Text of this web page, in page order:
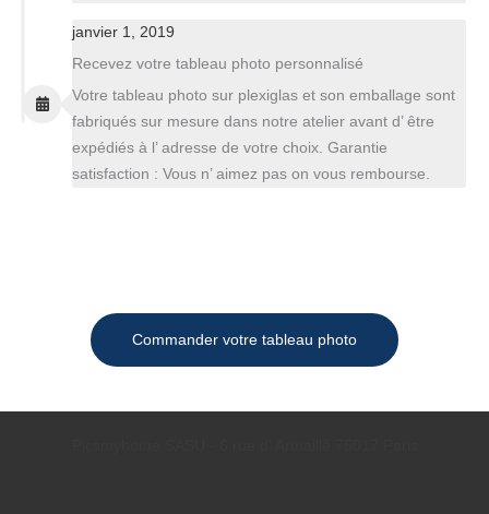
janvier 1, 2019
Recevez votre tableau photo personnalisé
Votre tableau photo sur plexiglas et son emballage sont
fabriqués sur mesure dans notre atelier avant d’ être
expédiés à l’ adresse de votre choix. Garantie
satisfaction : Vous n’ aimez pas on vous rembourse.
Commander votre tableau photo